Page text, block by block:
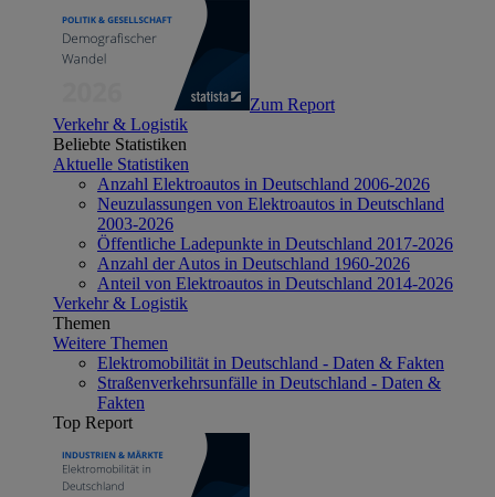
Zum Report
Verkehr & Logistik
Beliebte Statistiken
Aktuelle Statistiken
Anzahl Elektroautos in Deutschland 2006-2026
Neuzulassungen von Elektroautos in Deutschland
2003-2026
Öffentliche Ladepunkte in Deutschland 2017-2026
Anzahl der Autos in Deutschland 1960-2026
Anteil von Elektroautos in Deutschland 2014-2026
Verkehr & Logistik
Themen
Weitere Themen
Elektromobilität in Deutschland - Daten & Fakten
Straßenverkehrsunfälle in Deutschland - Daten &
Fakten
Top Report